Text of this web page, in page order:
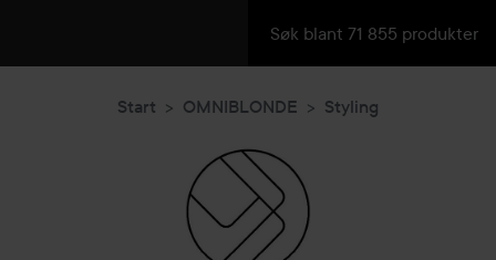
Start OMNIBLONDE Styling